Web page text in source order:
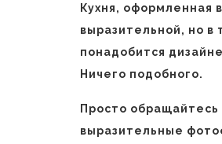
Кухня, оформленная
выразительной, но в
понадобится
Ничего подобного.
Просто
выразительные